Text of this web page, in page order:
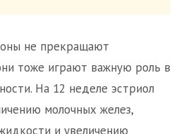
не прекращают
тоже играют важную роль в
На 12 неделе эстриол
молочных желез,
и увеличению